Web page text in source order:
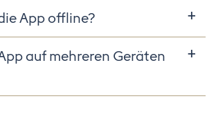
App offline?
auf mehreren Geräten